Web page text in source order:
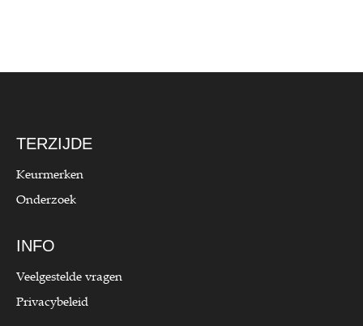
TERZIJDE
Keurmerken
Onderzoek
INFO
Veelgestelde vragen
Privacybeleid